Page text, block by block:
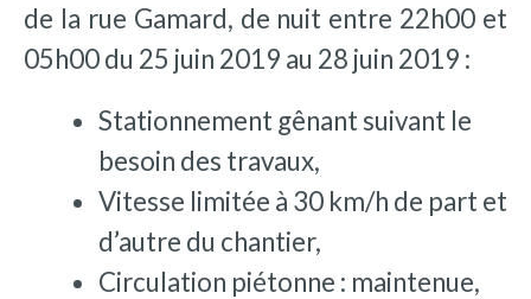
de la rue Gamard, de nuit entre 22h00 et
05h00 du 25 juin 2019 au 28 juin 2019 :
Stationnement gênant suivant le
besoin des travaux,
Vitesse limitée à 30 km/h de part et
d’autre du chantier,
Circulation piétonne : maintenue,